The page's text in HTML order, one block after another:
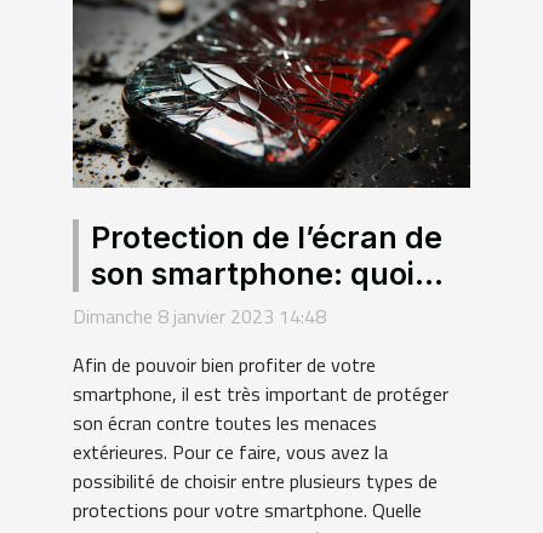
Protection de l’écran de
son smartphone: quoi
choisir pour son écran ?
Dimanche 8 janvier 2023 14:48
Afin de pouvoir bien profiter de votre
smartphone, il est très important de protéger
son écran contre toutes les menaces
extérieures. Pour ce faire, vous avez la
possibilité de choisir entre plusieurs types de
protections pour votre smartphone. Quelle